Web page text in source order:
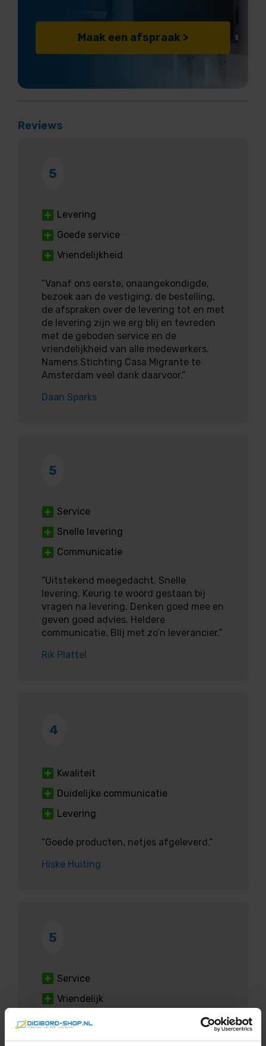
Maak een afspraak >
Reviews
5
Levering
Goede service
Vriendelijkheid
“Vanaf ons eerste, onaangekondigde,
bezoek aan de vestiging, de bestelling,
de afspraken over de levering tot en met
de levering zijn we erg blij en tevreden
met de geboden service en de
vriendelijkheid van alle medewerkers.
Namens Stichting Casa Migrante te
Amsterdam veel dank daarvoor.”
Daan Sparks
5
Service
Snelle levering
Communicatie
“Uitstekend meegedacht. Snelle
levering. Keurig te woord gestaan bij
vragen na levering. Denken goed mee en
geven goed advies. Heldere
communicatie. Blij met zo’n leverancier.”
Rik Plattel
4
Kwaliteit
Duidelijke communicatie
Levering
“Goede producten, netjes afgeleverd.”
Hiske Huiting
5
Service
Vriendelijk
“Vriendelijke en snelle service. Van
productvragen tot aan bezorging en